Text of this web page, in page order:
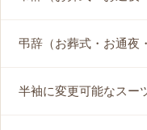
弔辞（お葬式・お通夜
半袖に変更可能なスー